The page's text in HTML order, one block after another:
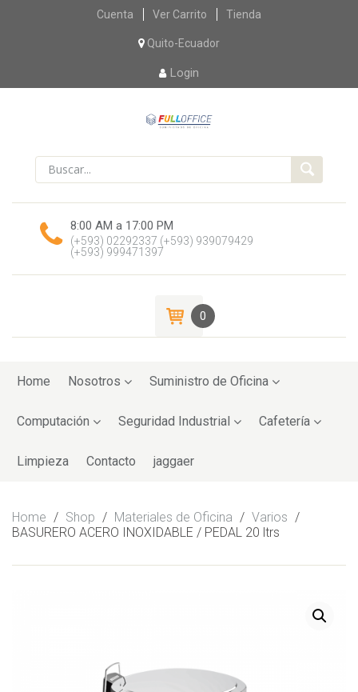
Skip
content
Cuenta Ver Carrito Tienda
Quito-Ecuador
Login
8:00 AM a 17:00 PM
(+593) 02292337 (+593) 939079429
(+593) 999471397
0
toHome Nosotros Suministro de Oficina
Computación Seguridad Industrial Cafetería
Limpieza Contacto jaggaer
Home / Shop / Materiales de Oficina / Varios /
BASURERO ACERO INOXIDABLE / PEDAL 20 ltrs